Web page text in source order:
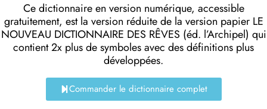
Ce dictionnaire en version numérique, accessible
gratuitement, est la version réduite de la version papier LE
NOUVEAU DICTIONNAIRE DES RÊVES (éd. l’Archipel) qui
contient 2x plus de symboles avec des définitions plus
développées.
Commander le dictionnaire complet